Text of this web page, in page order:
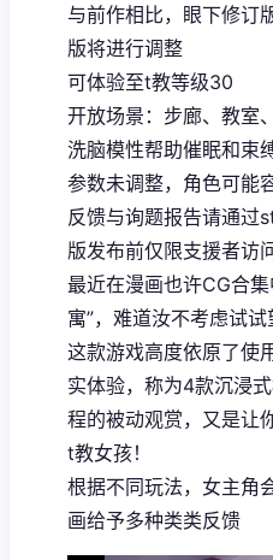
与前作相比，眼下修订
版将进行调整
可体验至t教等级30
开放场景：步廊、教室
洗脑模性帮助催眠和束
参数未调整，角色可能
反馈与询题报告请通过
版发布前仅限支援者访
最近在漫画也许CG合
寓”，难道汝不考虑试
这款游戏高度依原了使
实体验，称为4款沉浸
程的被动观赏，又是让
t教女孩！
根据不同玩法，女主角
画给予多种类类反馈